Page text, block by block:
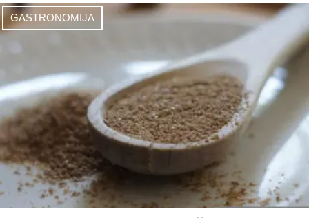
GASTRONOMIJA